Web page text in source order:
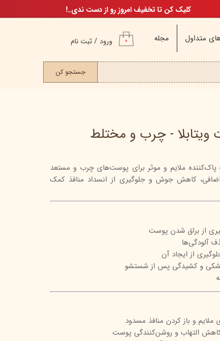
متداول مجله ورود / ثبت نام
تغییر گذر واژه
کاربری
۰
جستجو کن
کلیک کن تا تخفیف امروز رو از دست ندی..!
- چرب و مختلط
ملایم و موثر برای پوست‌های چرب و مستعد
کاهش جوش و جلوگیری از انسداد منافذ کمک
از براق شدن پوست
آلودگی‌ها
از ایجاد آن
و کشیدگی پس از شستشو
ملایم و باز کردن منافذ مسدود
کاهش التهاب و روشن‌کنندگی پوست